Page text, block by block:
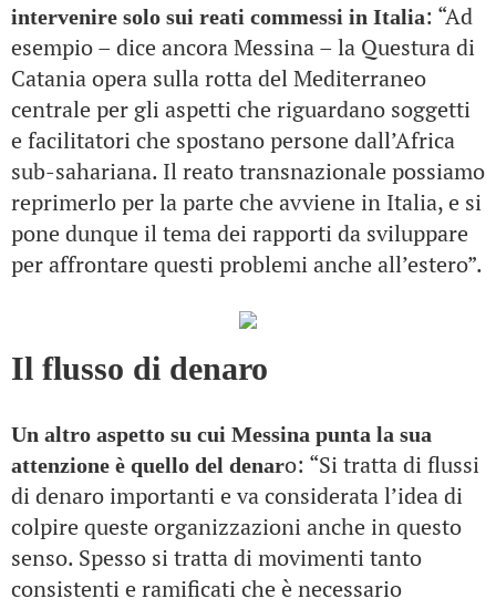
intervenire solo sui reati commessi in Italia: “Ad
esempio – dice ancora Messina – la Questura di
Catania opera sulla rotta del Mediterraneo
centrale per gli aspetti che riguardano soggetti
e facilitatori che spostano persone dall’Africa
sub-sahariana. Il reato transnazionale possiamo
reprimerlo per la parte che avviene in Italia, e si
pone dunque il tema dei rapporti da sviluppare
per affrontare questi problemi anche all’estero”.
Il flusso di denaro
Un altro aspetto su cui Messina punta la sua
attenzione è quello del denaro: “Si tratta di flussi
di denaro importanti e va considerata l’idea di
colpire queste organizzazioni anche in questo
senso. Spesso si tratta di movimenti tanto
consistenti e ramificati che è necessario